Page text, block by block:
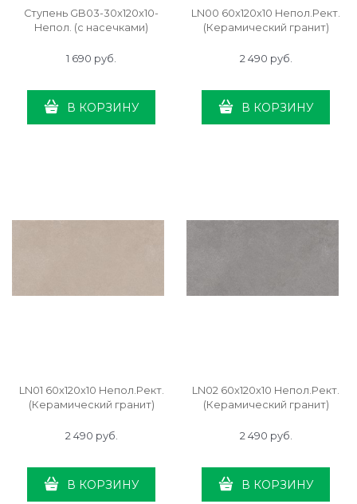
Ступень GB03-30x120x10-
Непол. (с насечками)
1 690 руб.
В КОРЗИНУ
LN00 60x120x10 Непол.Рект.
(Керамический гранит)
2 490 руб.
В КОРЗИНУ
LN01 60x120x10 Непол.Рект.
(Керамический гранит)
2 490 руб.
В КОРЗИНУ
LN02 60x120x10 Непол.Рект.
(Керамический гранит)
2 490 руб.
В КОРЗИНУ